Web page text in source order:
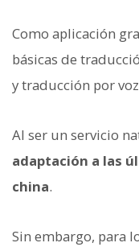
Como aplicación
básicas de
y traducción por
Al ser un servicio
adaptación a las
china.
Sin embargo, para